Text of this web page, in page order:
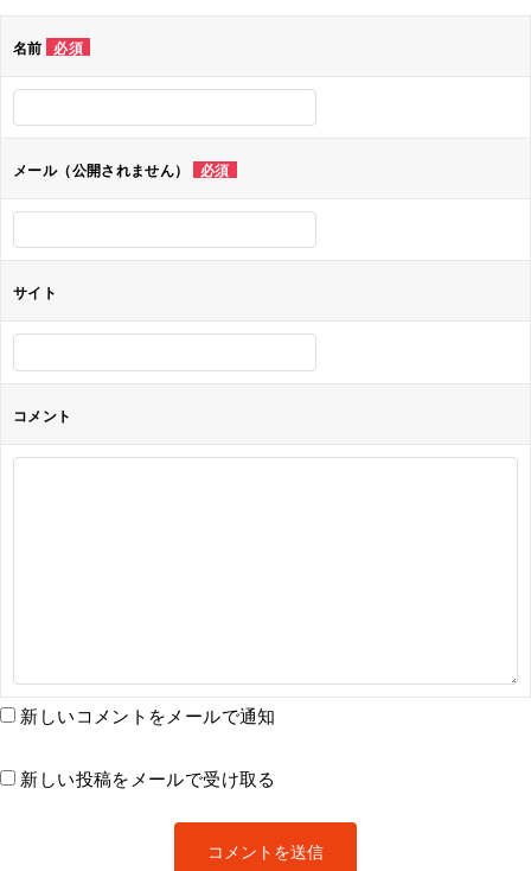
シ
ョ
ン
名前 必須
メール（公開されません） 必須
サイト
コメント
新しいコメントをメールで通知
新しい投稿をメールで受け取る